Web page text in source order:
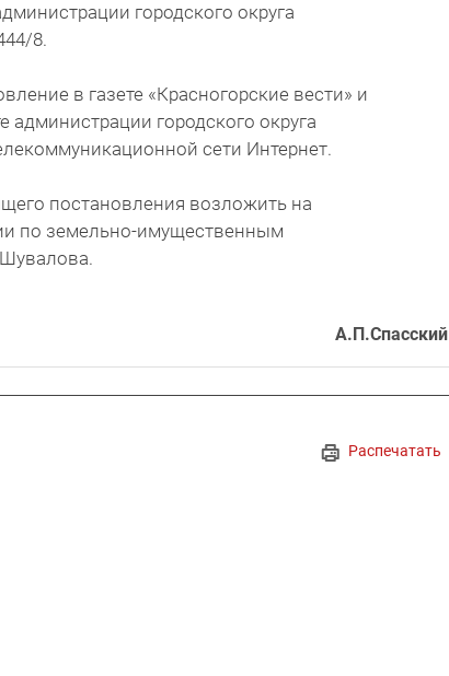
городского округа
8.
в газете «Красногорские вести» и
городского округа
сети Интернет.
постановления возложить на
по земельно-имущественным
А.П.Спасский
Распечатать